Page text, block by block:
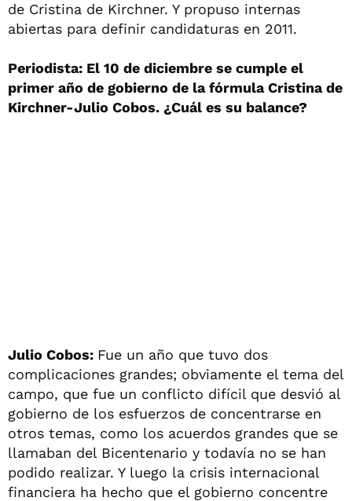
de Cristina de Kirchner. Y propuso internas
abiertas para definir candidaturas en 2011.
Periodista: El 10 de diciembre se cumple el
primer año de gobierno de la fórmula Cristina de
Kirchner-Julio Cobos. ¿Cuál es su balance?
Julio Cobos: Fue un año que tuvo dos
complicaciones grandes; obviamente el tema del
campo, que fue un conflicto difícil que desvió al
gobierno de los esfuerzos de concentrarse en
otros temas, como los acuerdos grandes que se
llamaban del Bicentenario y todavía no se han
podido realizar. Y luego la crisis internacional
financiera ha hecho que el gobierno concentre